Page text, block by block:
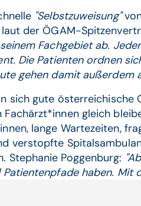
"Selbstzuweisung"
der ÖGAM-
Fachgebiet ab.
Die Patienten ordnen
gehen damit
sich gute österreichische
Fachärzt*innen gleich
lange Wartezeiten,
verstopfte
Stephanie Poggenburg:
haben.